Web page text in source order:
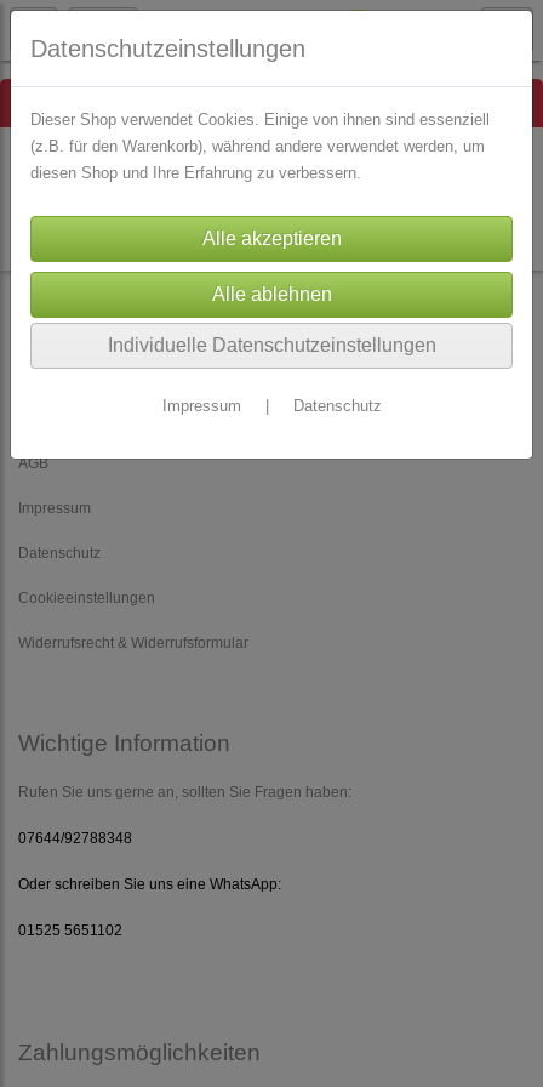
AGB
Impressum
Datenschutz
Cookieeinstellungen
Widerrufsrecht & Widerrufsformular
Wichtige Information
Rufen Sie uns gerne an, sollten Sie Fragen haben:
07644/92788348
Oder schreiben Sie uns eine WhatsApp:
01525 5651102
Zahlungsmöglichkeiten
Datenschutzeinstellungen
Dieser Shop verwendet Cookies. Einige von ihnen sind essenziell
(z.B. für den Warenkorb), während andere verwendet werden, um
diesen Shop und Ihre Erfahrung zu verbessern.
Individuelle Datenschutzeinstellungen
Impressum Datenschutz